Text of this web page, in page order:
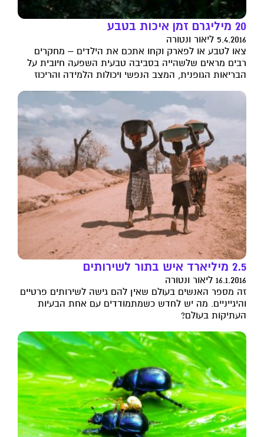
20 מיליגרם זמן איכות בטבע
5.4.2016 ליאור ונטורה
צאו לטבע או לפארק וקחו אתכם את הילדים – מחקרים
רבים מראים שלשהייה בסביבה טבעית השפעה חיובית על
הבריאות הגופנית, המצב הנפשי ויכולות הלמידה והריכוז
2.5 מיליארד איש בתור לשירותים
16.1.2016 ליאור ונטורה
זה מספר האנשים בעולם שאין להם גישה לשירותים פרטיים
והיגייניים. מה יש לחדש כשמתמודדים עם אחת הבעיות
העתיקות בעולם?